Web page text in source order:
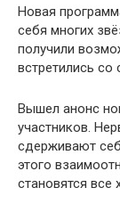
Новая
себя многих
получили
встретились со
Вышел анонс
участников.
сдерживают
этого
становятся все